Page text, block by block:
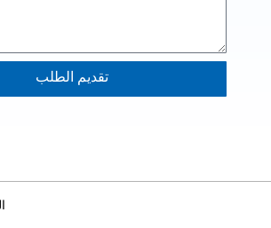
تقديم الطلب